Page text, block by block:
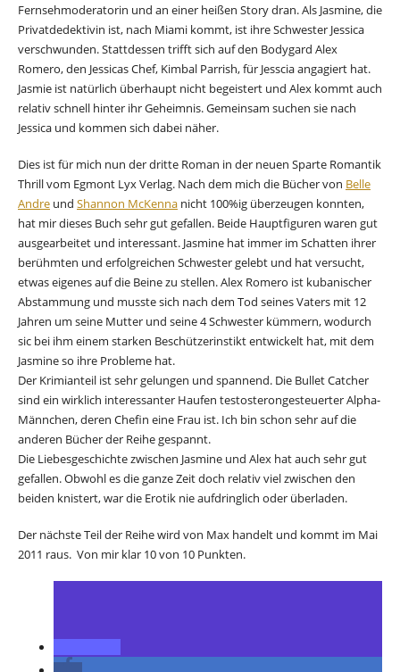
Fernsehmoderatorin und an einer heißen Story dran. Als Jasmine, die
Privatdedektivin ist, nach Miami kommt, ist ihre Schwester Jessica
verschwunden. Stattdessen trifft sich auf den Bodygard Alex
Romero, den Jessicas Chef, Kimbal Parrish, für Jesscia angagiert hat.
Jasmie ist natürlich überhaupt nicht begeistert und Alex kommt auch
relativ schnell hinter ihr Geheimnis. Gemeinsam suchen sie nach
Jessica und kommen sich dabei näher.
Dies ist für mich nun der dritte Roman in der neuen Sparte Romantik
Thrill vom Egmont Lyx Verlag. Nach dem mich die Bücher von Belle
Andre und Shannon McKenna nicht 100%ig überzeugen konnten,
hat mir dieses Buch sehr gut gefallen. Beide Hauptfiguren waren gut
ausgearbeitet und interessant. Jasmine hat immer im Schatten ihrer
berühmten und erfolgreichen Schwester gelebt und hat versucht,
etwas eigenes auf die Beine zu stellen. Alex Romero ist kubanischer
Abstammung und musste sich nach dem Tod seines Vaters mit 12
Jahren um seine Mutter und seine 4 Schwester kümmern, wodurch
sic bei ihm einem starken Beschützerinstikt entwickelt hat, mit dem
Jasmine so ihre Probleme hat.
Der Krimianteil ist sehr gelungen und spannend. Die Bullet Catcher
sind ein wirklich interessanter Haufen testosterongesteuerter Alpha-
Männchen, deren Chefin eine Frau ist. Ich bin schon sehr auf die
anderen Bücher der Reihe gespannt.
Die Liebesgeschichte zwischen Jasmine und Alex hat auch sehr gut
gefallen. Obwohl es die ganze Zeit doch relativ viel zwischen den
beiden knistert, war die Erotik nie aufdringlich oder überladen.
Der nächste Teil der Reihe wird von Max handelt und kommt im Mai
2011 raus. Von mir klar 10 von 10 Punkten.